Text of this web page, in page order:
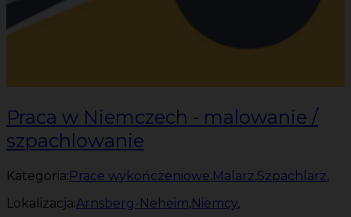
Praca w Niemczech - malowanie /
szpachlowanie
Kategoria:Prace wykończeniowe,Malarz,Szpachlarz,
Lokalizacja:Arnsberg-Neheim,Niemcy,